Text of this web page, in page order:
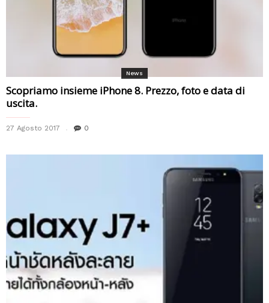
News
Scopriamo insieme iPhone 8. Prezzo, foto e data di
uscita.
27 Agosto 2017 0